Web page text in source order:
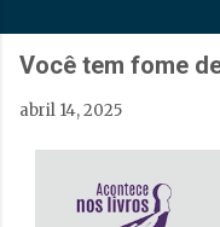
Você tem fome
abril 14, 2025